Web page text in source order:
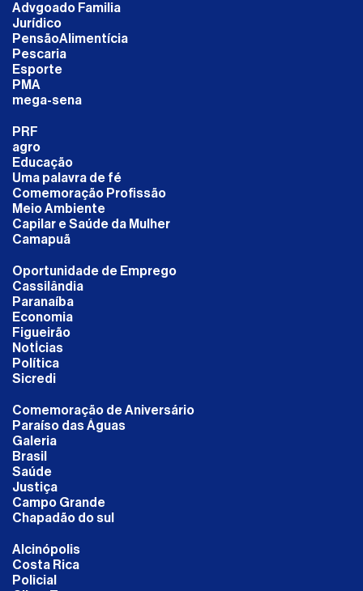
Advgoado Familia
Jurídico
PensãoAlimentícia
Pescaria
Esporte
PMA
mega-sena
PRF
agro
Educação
Uma palavra de fé
Comemoração Profissão
Meio Ambiente
Capilar e Saúde da Mulher
Camapuã
Oportunidade de Emprego
Cassilândia
Paranaíba
Economia
Figueirão
NotÍcias
Política
Sicredi
Comemoração de Aniversário
Paraíso das Águas
Galeria
Brasil
Saúde
Justiça
Campo Grande
Chapadão do sul
Alcinópolis
Costa Rica
Policial